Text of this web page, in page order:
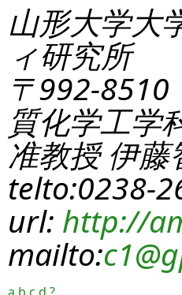
山形大学
ィ研究所
〒992-
質化学工学
准教授 伊藤
telto:0238-
url: http://
mailto:c1